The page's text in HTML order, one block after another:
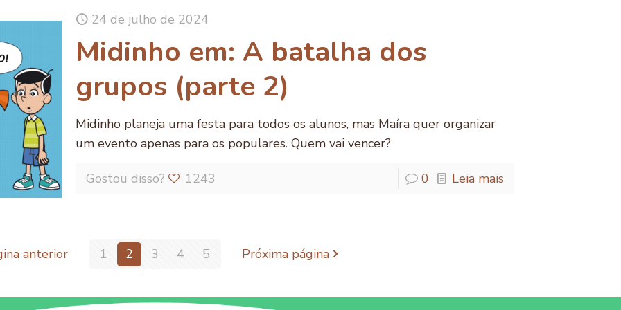
24 de julho de 2024
Midinho em: A batalha dos
grupos (parte 2)
Midinho planeja uma festa para todos os alunos, mas Maíra quer organizar
um evento apenas para os populares. Quem vai vencer?
Gostou disso? 1243 0 Leia mais
anterior 1 2 3 4 5 Próxima página